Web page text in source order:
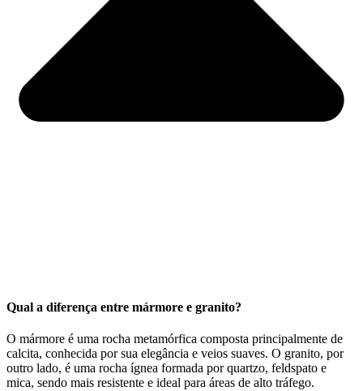
Qual a diferença entre mármore e granito?
O mármore é uma rocha metamórfica composta principalmente de
calcita, conhecida por sua elegância e veios suaves. O granito, por
outro lado, é uma rocha ígnea formada por quartzo, feldspato e
mica, sendo mais resistente e ideal para áreas de alto tráfego.